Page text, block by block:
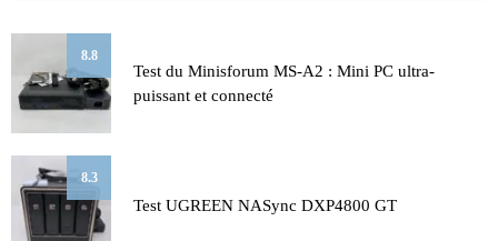
8.8
Test du Minisforum MS-A2 : Mini PC ultra-
puissant et connecté
8.3
Test UGREEN NASync DXP4800 GT